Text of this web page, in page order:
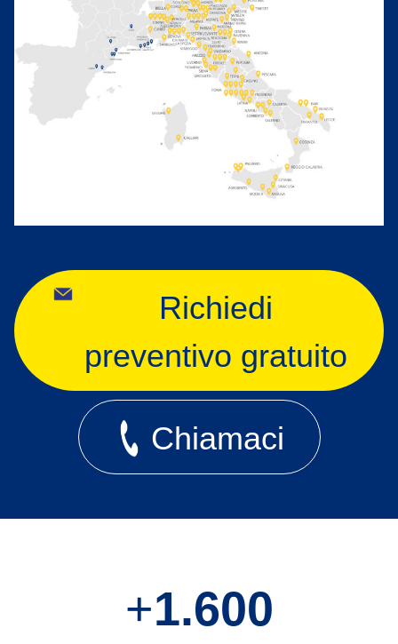
Richiedi
preventivo gratuito
Chiamaci
+1.600